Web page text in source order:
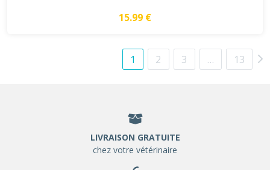
15.99 €
1 2 3 … 13
LIVRAISON GRATUITE
chez votre vétérinaire